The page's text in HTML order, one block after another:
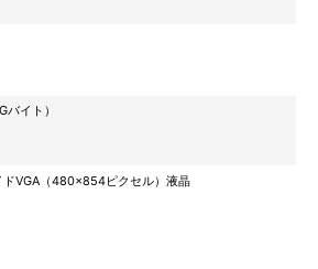
イト）
VGA（480×854ピクセル）液晶